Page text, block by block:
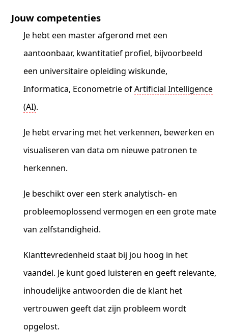
Jouw competenties
Je hebt een master afgerond met een
aantoonbaar, kwantitatief profiel, bijvoorbeeld
een universitaire opleiding wiskunde,
Informatica, Econometrie ofArtificial Intelligence
(AI).
Je hebt ervaring met het verkennen, bewerken en
visualiseren van data om nieuwe patronen te
herkennen.
Je beschikt over een sterk analytisch- en
probleemoplossend vermogen en een grote mate
van zelfstandigheid.
Klanttevredenheid staat bij jou hoog in het
vaandel. Je kunt goed luisteren en geeft relevante,
inhoudelijke antwoorden die de klant het
vertrouwen geeft dat zijn probleem wordt
opgelost.